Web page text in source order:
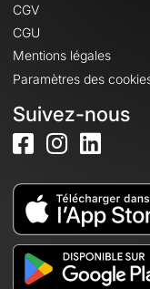
CGV
CGU
Mentions légales
Paramètres des
Suivez-nous